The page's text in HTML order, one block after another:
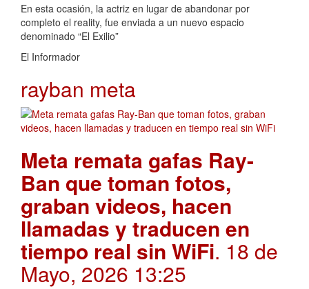
En esta ocasión, la actriz en lugar de abandonar por
completo el reality, fue enviada a un nuevo espacio
denominado “El Exilio”
El Informador
rayban meta
Meta remata gafas Ray-
Ban que toman fotos,
graban videos, hacen
llamadas y traducen en
tiempo real sin WiFi. 18 de
Mayo, 2026 13:25